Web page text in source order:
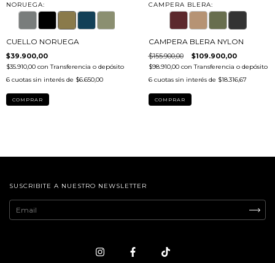
NORUEGA:
CUELLO NORUEGA
$39.900,00
$35.910,00 con Transferencia o depósito
6 cuotas sin interés de $6.650,00
COMPRAR
CAMPERA BLERA:
CAMPERA BLERA NYLON
$155.900,00 $109.900,00
$98.910,00 con Transferencia o depósito
6 cuotas sin interés de $18.316,67
COMPRAR
SUSCRIBITE A NUESTRO NEWSLETTER